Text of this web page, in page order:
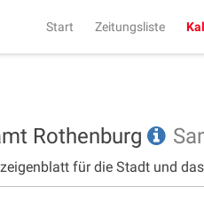
Start Zeitungsliste
Rothenburg
für die Stadt und